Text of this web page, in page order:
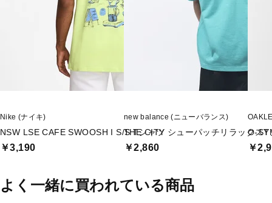
Nike (ナイキ)
NSW LSE CAFE SWOOSH I S/S Tシャツ
￥3,190
new balance (ニューバランス)
THE CITY シューパッチリラックスT
￥2,860
O-
￥
よく一緒に買われている商品